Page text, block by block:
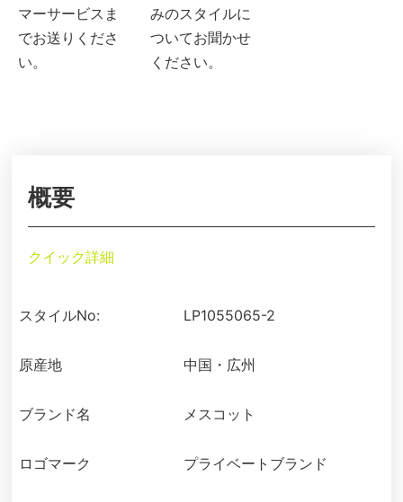
マーサービスま
でお送りくださ
い。
みのスタイルに
ついてお聞かせ
ください。
概要
クイック詳細
スタイルNo: LP1055065-2
原産地 中国・広州
ブランド名 メスコット
ロゴマーク プライベートブランド